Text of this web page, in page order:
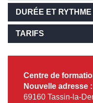
professionnelle.
Étude des
conducteur et
Exercices
situation
Études de cas
professionnels
Exercices
conduite.
Questionnaire
de formation.
Évaluation des
Remise d’une
DURÉE ET
2 journées
TARIFS
240€ TTC par
Centre de
Nouvelle adresse :
69160 Tassin-la-